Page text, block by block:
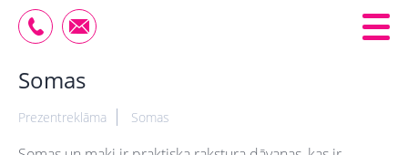
Somas
Prezentreklāma Somas